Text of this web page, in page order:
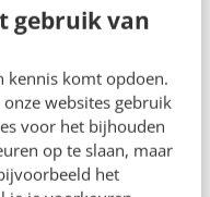
gebruik van
kennis komt opdoen.
websites gebruik
voor het bijhouden
op te slaan, maar
het
de chatbot,